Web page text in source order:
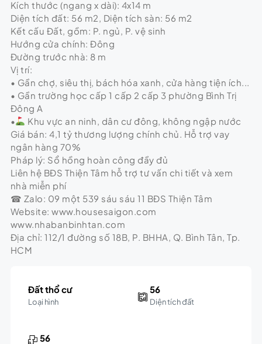
Kích thước (ngang x dài): 4x14 m
Diện tích đất: 56 m2, Diện tích sàn: 56 m2
Kết cấu Đất, gồm: P. ngủ, P. vệ sinh
Hướng cửa chính: Đông
Đường trước nhà: 8 m
Vị trí:
• Gần chợ, siêu thị, bách hóa xanh, cửa hàng tiện ích...
• Gần trường học cấp 1 cấp 2 cấp 3 phường Bình Trị
Đông A
•
Khu vực an ninh, dân cư đông, không ngập nước
Giá bán: 4,1 tỷ thương lượng chính chủ. Hỗ trợ vay
ngân hàng 70%
Pháp lý: Sổ hồng hoàn công đầy đủ
Liên hệ BĐS Thiện Tâm hỗ trợ tư vấn chi tiết và xem
nhà miễn phí
☎ Zalo: 09 một 539 sáu sáu 11 BĐS Thiện Tâm
Website: www.housesaigon.com
www.nhabanbinhtan.com
Địa chỉ: 112/1 đường số 18B, P. BHHA, Q. Bình Tân, Tp.
HCM
Đất thổ cư
Loại hình
56
Diện tích đất
56